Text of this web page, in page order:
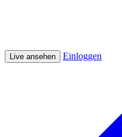
Live ansehen Einloggen